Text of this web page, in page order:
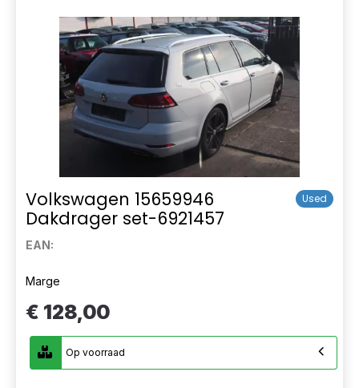
Volkswagen 15659946
Dakdrager set-6921457
Used
EAN:
Marge
€ 128,00
Op voorraad